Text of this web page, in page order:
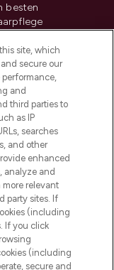
besten
online
von 30€.
site, which
secure our
performance,
and
third parties to
as IP
searches
and other
enhanced
analyze and
more relevant
party sites. If
(including
If you click
(including
secure and